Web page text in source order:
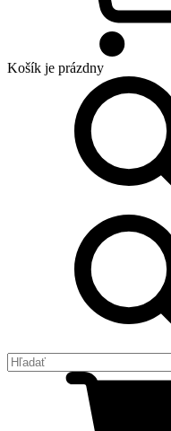
Košík je prázdny